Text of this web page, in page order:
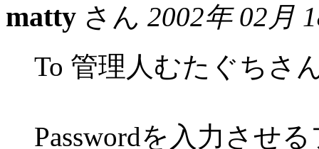
matty さん 2002年 02月
To 管理人むたぐちさ
Passwordを入力させ